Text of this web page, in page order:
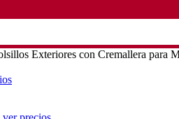
Exteriores con Cremallera para